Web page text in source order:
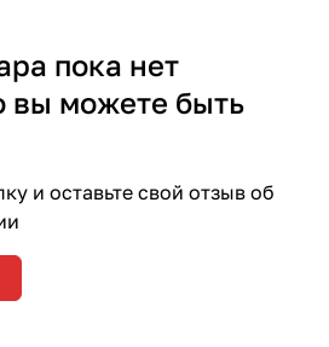
пока нет
вы можете быть
и оставьте свой отзыв об